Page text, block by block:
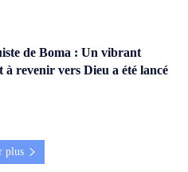
de Boma : Un vibrant
revenir vers Dieu a été lancé
plus